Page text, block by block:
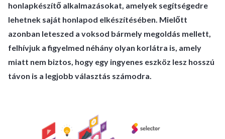
honlapkészítő alkalmazásokat, amelyek segítségedre
lehetnek saját honlapod elkészítésében. Mielőtt
azonban leteszed a voksod bármely megoldás mellett,
felhívjuk a figyelmed néhány olyan korlátra is, amely
miatt nem biztos, hogy egy ingyenes eszköz lesz hosszú
távon is a legjobb választás számodra.